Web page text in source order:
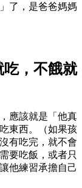
了，是爸爸媽媽
，不餓就
應該就是「他真
東西。（如果孩
有吃完，就不會
要吃飯，或者只
他練習承擔自己